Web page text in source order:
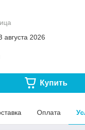
августа 2026
Купить
Оплата